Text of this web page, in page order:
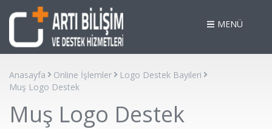
MENÜ
Anasayfa Online İşlemler
Logo Destek Bayileri
Muş Logo Destek
Muş Logo Destek